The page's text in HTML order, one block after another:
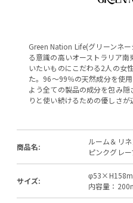
Green Nation Life(グリーンネ
る意識の高いオーストラリア
いたいものにこだわる2人の女
た。96～99％の天然成分を使
よう全ての製品の成分を包み
りと使い続けるための優しさが
商品名:
ルーム＆リ
ピンクグレ
サイズ:
内容量：